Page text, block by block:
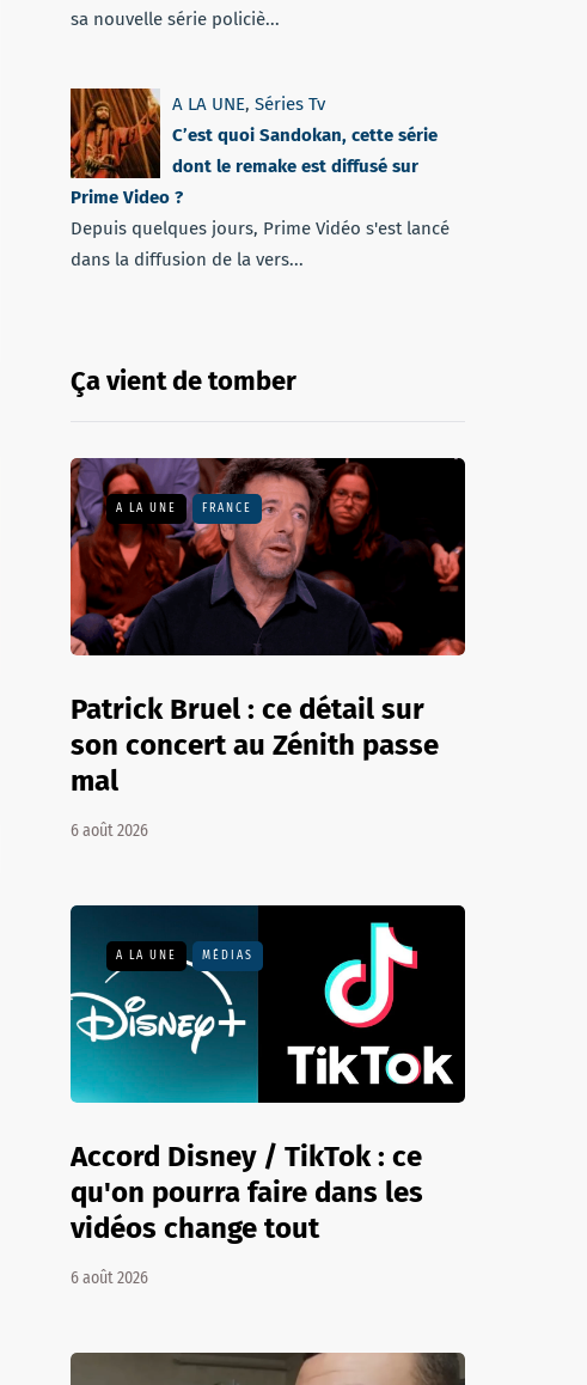
sa nouvelle série policiè...
A LA UNE, Séries Tv
C’est quoi Sandokan, cette série
dont le remake est diffusé sur
Prime Video ?
Depuis quelques jours, Prime Vidéo s'est lancé
dans la diffusion de la vers...
Ça vient de tomber
A LA UNE FRANCE
Patrick Bruel : ce détail sur
son concert au Zénith passe
mal
6 août 2026
A LA UNE MÉDIAS
Accord Disney / TikTok : ce
qu'on pourra faire dans les
vidéos change tout
6 août 2026